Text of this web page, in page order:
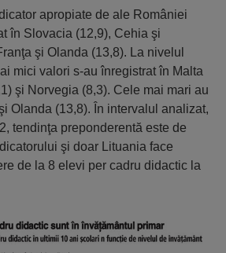
apropiate de ale României
în Slovacia (12,9), Cehia şi
şi Olanda (13,8). La nivelul
mici valori s-au înregistrat în Malta
şi Norvegia (8,3). Cele mai mari au
Olanda (13,8). În intervalul analizat,
tendinţa preponderentă este de
şi doar Lituania face
de la 8 elevi per cadru didactic la